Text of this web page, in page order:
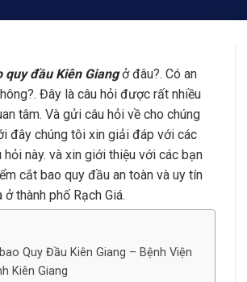
quy đầu Kiên Giang ở đâu?. Có an
Đây là câu hỏi được rất nhiều
tâm. Và gửi câu hỏi về cho chúng
đây chúng tôi xin giải đáp với các
này. và xin giới thiệu với các bạn
cắt bao quy đầu an toàn và uy tín
thành phố Rạch Giá.
Quy Đầu Kiên Giang – Bệnh Viện
Kiên Giang